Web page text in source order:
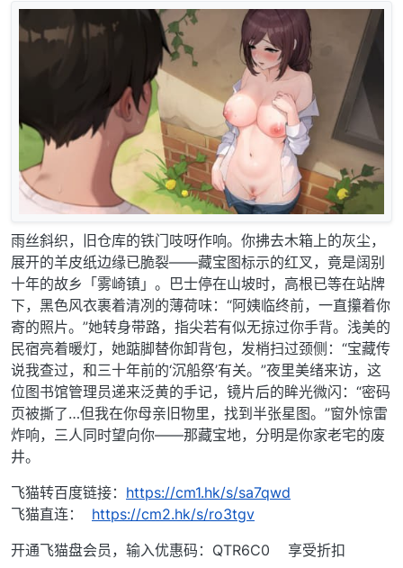
雨丝斜织，旧仓库的铁门吱呀作响。你拂去木箱上的灰尘，
展开的羊皮纸边缘已脆裂——藏宝图标示的红叉，竟是阔别
十年的故乡「雾崎镇」。巴士停在山坡时，高根已等在站牌
下，黑色风衣裹着清冽的薄荷味：“阿姨临终前，一直攥着你
寄的照片。”她转身带路，指尖若有似无掠过你手背。浅美的
民宿亮着暖灯，她踮脚替你卸背包，发梢扫过颈侧：“宝藏传
说我查过，和三十年前的‘沉船祭’有关。”夜里美绪来访，这
位图书馆管理员递来泛黄的手记，镜片后的眸光微闪：“密码
页被撕了…但我在你母亲旧物里，找到半张星图。”窗外惊雷
炸响，三人同时望向你——那藏宝地，分明是你家老宅的废
井。
飞猫转百度链接： https://cm1.hk/s/sa7qwd
飞猫直连： https://cm2.hk/s/ro3tgv
开通飞猫盘会员，输入优惠码：QTR6C0 享受折扣